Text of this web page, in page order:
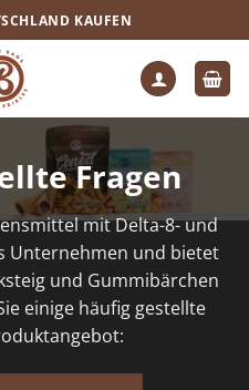
KAUFEN
Fragen
mit Delta-8- und
Unternehmen und bietet
und Gummibärchen
einige häufig gestellte